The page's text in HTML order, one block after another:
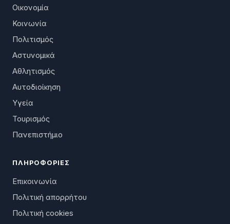
Οικονομία
Κοινωνία
Πολιτισμός
Αστυνομικά
Αθλητισμός
Αυτοδιοίκηση
Υγεία
Τουρισμός
Πανεπιστήμιο
ΠΛΗΡΟΦΟΡΊΕΣ
Επικοινωνία
Πολιτική απορρήτου
Πολιτική cookies